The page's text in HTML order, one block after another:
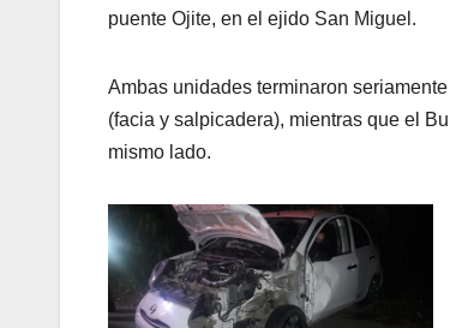
puente Ojite, en el ejido San Miguel.
Ambas unidades terminaron
(facia y salpicadera), mientras que el
mismo lado.